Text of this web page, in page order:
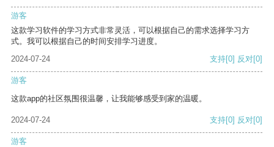
游客
这款学习软件的学习方式非常灵活，可以根据自己的需求选择学习方
式。我可以根据自己的时间安排学习进度。
2024-07-24
支持[0] 反对[0]
游客
这款app的社区氛围很温馨，让我能够感受到家的温暖。
2024-07-24 支持[0] 反对[0]
游客